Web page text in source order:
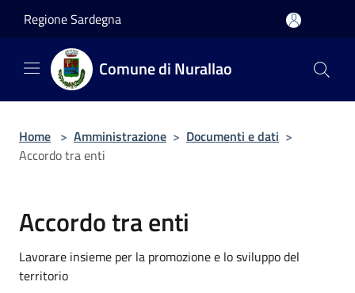
Regione Sardegna
Comune di Nurallao
Home > Amministrazione > Documenti e dati >
Accordo tra enti
Accordo tra enti
Lavorare insieme per la promozione e lo sviluppo del
territorio